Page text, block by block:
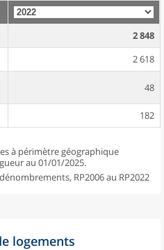
2 848
2 618
48
182
à périmètre géographique
au 01/01/2025.
RP2006 au RP2022
logements